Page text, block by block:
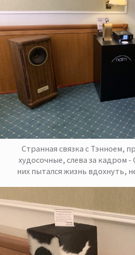
Странная связка с Тэнноем,
худосочные, слева за кадром
них пытался жизнь вдохнуть,